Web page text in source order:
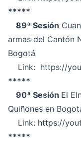
*****
89ª Sesión
armas del Cantón
Bogotá
Link: https://
*****
90ª Sesión El
Quiñones en
Link: https://
*****